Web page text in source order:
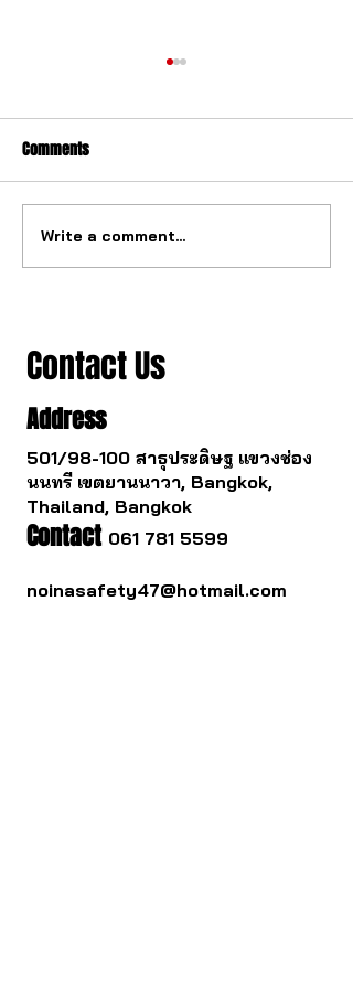
The watch industry is about
to change.
Comments
Write a comment...
Contact Us
Address
501/98-100 สาธุประดิษฐ แขวงช่อง
นนทรี เขตยานนาวา, Bangkok,
Thailand, Bangkok
Contact 061 781 5599
noinasafety47@hotmail.com